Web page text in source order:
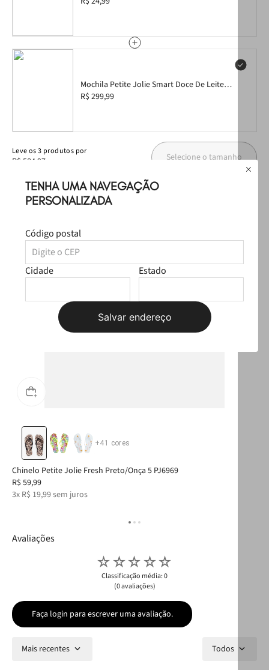
TENHA UMA NAVEGAÇÃO
PERSONALIZADA
Código postal
Cidade Estado
Salvar endereço
Mochila Petite Jolie Smart Doce De Leite
PJ11053
R$ 299,99
Leveos3 produtos por
R$ 584,97 Selecione o tamanho
Produtos Sugeridos
+41 cores
Chinelo Petite Jolie Fresh Preto/Onça 5 PJ6969
R$ 59,99
3x R$ 19,99sem juros
Avaliações
☆☆☆☆☆
Classificação média: 0
(0 avaliações)
Faça login para escrever uma avaliação.
Mais recentes Todos